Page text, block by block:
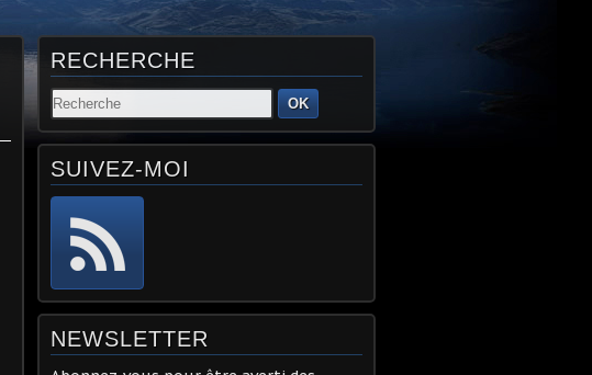
RECHERCHE
OK
SUIVEZ-MOI
NEWSLETTER